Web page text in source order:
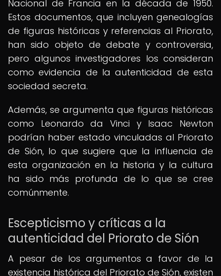
Nacional de Francia en la década de 1950.
Estos documentos, que incluyen genealogías
de figuras históricas y referencias al Priorato,
han sido objeto de debate y controversia,
pero algunos investigadores los consideran
como evidencia de la autenticidad de esta
sociedad secreta.
Además, se argumenta que figuras históricas
como Leonardo da Vinci y Isaac Newton
podrían haber estado vinculadas al Priorato
de Sión, lo que sugiere que la influencia de
esta organización en la historia y la cultura
ha sido más profunda de lo que se cree
comúnmente.
Escepticismo y críticas a la
autenticidad del Priorato de Sión
A pesar de los argumentos a favor de la
existencia histórica del Priorato de Sión, existen